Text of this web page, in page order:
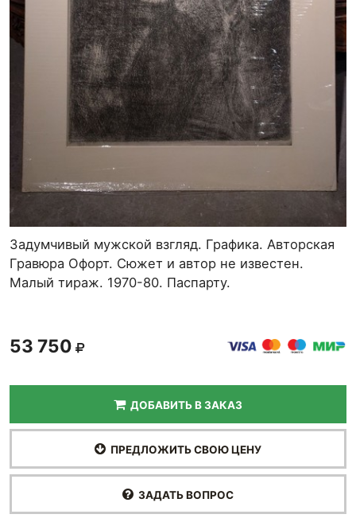
Задумчивый мужской взгляд. Графика. Авторская
Гравюра Офорт. Сюжет и автор не известен.
Малый тираж. 1970-80. Паспарту.
53 750
ДОБАВИТЬ В ЗАКАЗ
ПРЕДЛОЖИТЬ СВОЮ ЦЕНУ
ЗАДАТЬ ВОПРОС